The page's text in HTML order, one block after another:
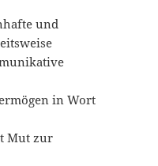
und
in Wort
Mut zur